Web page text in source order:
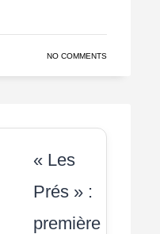
NO COMMENTS
« Les
Prés » :
première